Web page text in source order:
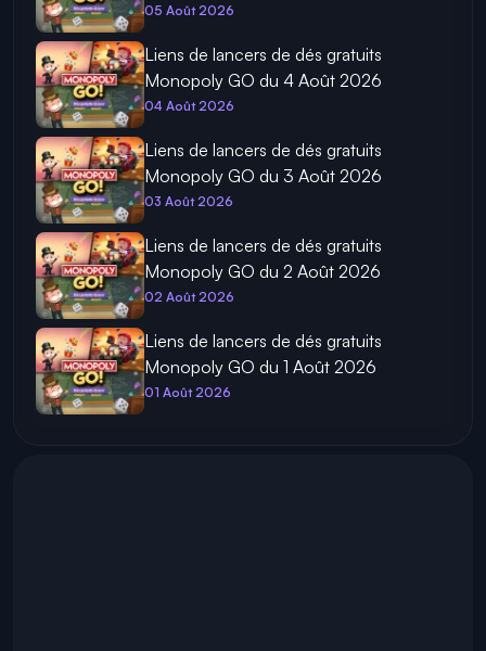
05 Août 2026
Liens de lancers de dés gratuits
Monopoly GO du 4 Août 2026
04 Août 2026
Liens de lancers de dés gratuits
Monopoly GO du 3 Août 2026
03 Août 2026
Liens de lancers de dés gratuits
Monopoly GO du 2 Août 2026
02 Août 2026
Liens de lancers de dés gratuits
Monopoly GO du 1 Août 2026
01 Août 2026